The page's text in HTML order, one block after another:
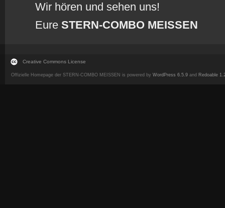
Wir hören und sehen uns!
Eure STERN-COMBO MEISSEN
Creative Commons License
Offizielle Homepage der STERN-COMBO MEISSEN is powered by WordPress 6.5.9 and Redoable